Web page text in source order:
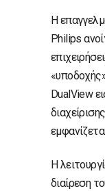
Η
Philips
DualView
Η
διαίρεση